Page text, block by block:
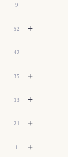
9
+
52
42
+
35
+
13
+
21
+
1